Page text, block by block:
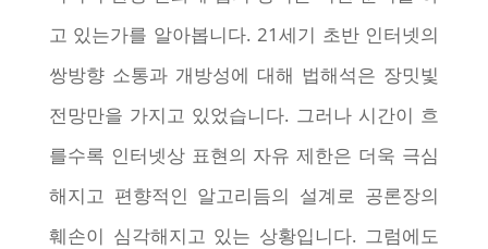
고 있는가를 알아봅니다. 21세기 초반 인터넷의
쌍방향 소통과 개방성에 대해 법해석은 장밋빛
전망만을 가지고 있었습니다. 그러나 시간이 흐
를수록 인터넷상 표현의 자유 제한은 더욱 극심
해지고 편향적인 알고리듬의 설계로 공론장의
훼손이 심각해지고 있는 상황입니다. 그럼에도